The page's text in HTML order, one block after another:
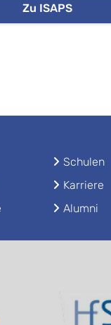
Zu ISAPS
Schulen
Karriere
Alumni